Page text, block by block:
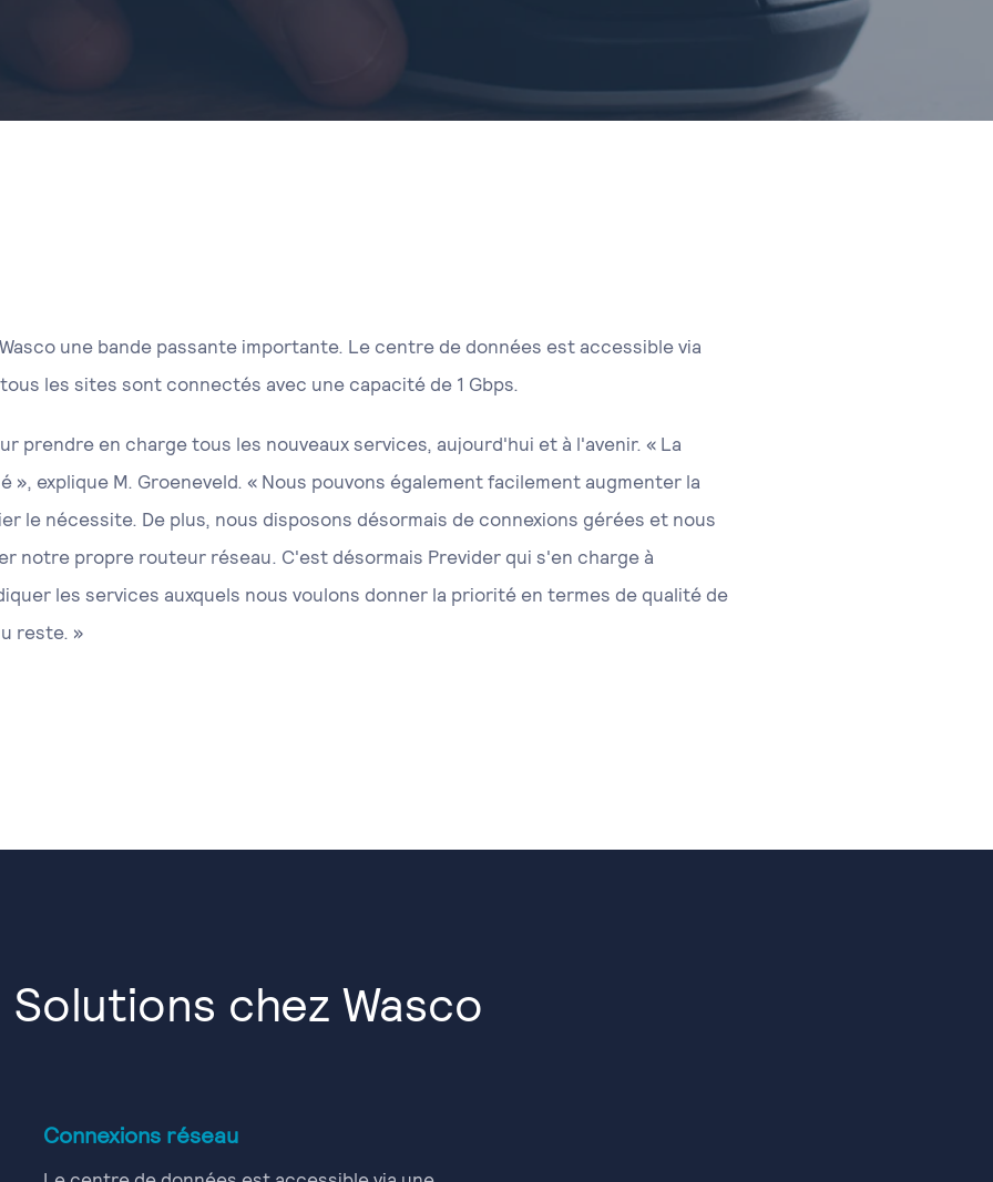
une bande passante importante. Le centre de données est accessible via
les sites sont connectés avec une capacité de 1 Gbps.
prendre en charge tous les nouveaux services, aujourd'hui et à l'avenir. « La
», explique M. Groeneveld. « Nous pouvons également facilement augmenter la
le nécessite. De plus, nous disposons désormais de connexions gérées et nous
notre propre routeur réseau. C'est désormais Previder qui s'en charge à
les services auxquels nous voulons donner la priorité en termes de qualité de
reste. »
Solutions chez Wasco
Connexions réseau